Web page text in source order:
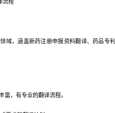
，涵盖新药注册申报资料翻译、药品专
，有专业的翻译流程。